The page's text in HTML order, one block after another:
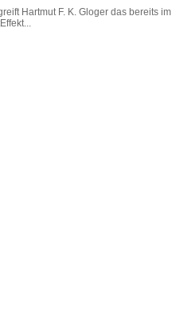
Hartmut F. K. Gloger das bereits im